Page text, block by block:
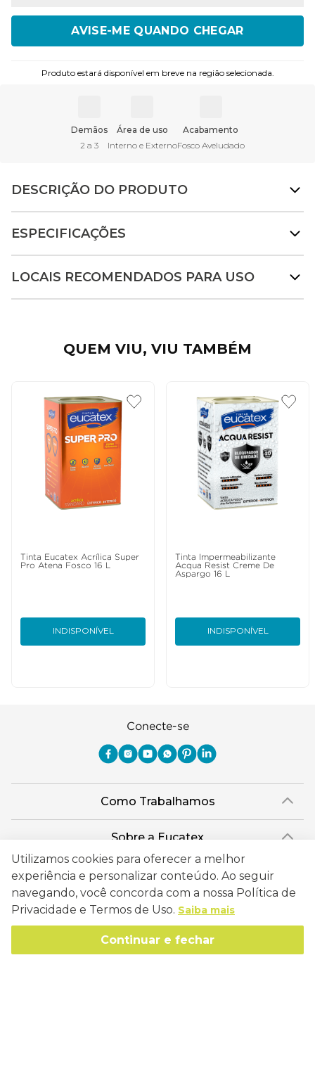
ENVIAR
Produto estará disponível em breve na região selecionada.
Demãos
2 a 3
Área de uso
Interno e Externo
Acabamento
Fosco Aveludado
DESCRIÇÃO DO PRODUTO
ESPECIFICAÇÕES
LOCAIS RECOMENDADOS PARA USO
QUEM VIU, VIU TAMBÉM
Tinta Eucatex Acrílica Super
Pro Atena Fosco 16 L
INDISPONÍVEL
Tinta Impermeabilizante
Acqua Resist Creme De
Aspargo 16 L
INDISPONÍVEL
Conecte-se
Como Trabalhamos
Política de Privacidade
Trocas e Devoluções
Retire em Loja
Regulamentos e Promoções
Políticas de Revenda
Sobre a Eucatex
História
Canal de Ética
Política de Patrocínio
Onde Estamos
Sustentabilidade
Missão, Visão e Valores
Socioambiental
Atendimento
lojaeucatex@eucatex.com.br
Links Úteis
Utilizamos cookies para oferecer a melhor
experiência e personalizar conteúdo. Ao seguir
navegando, você concorda com a nossa Política de
Privacidade e Termos de Uso. Saiba mais
Continuar e fechar